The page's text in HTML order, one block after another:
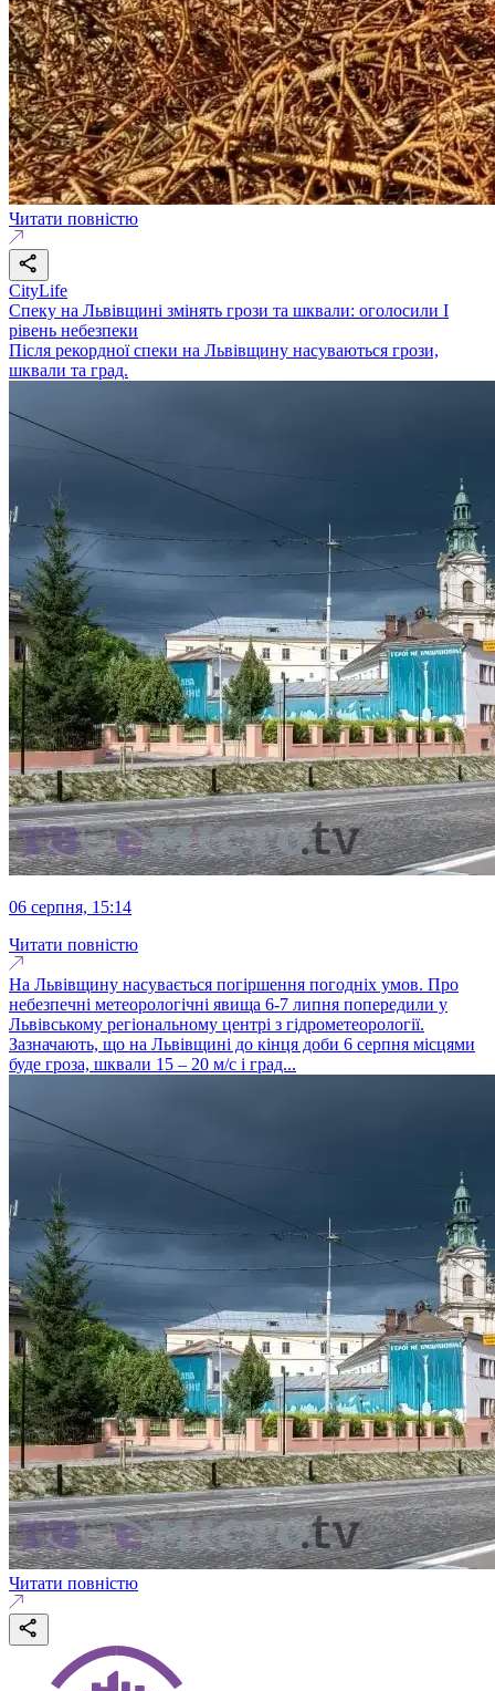
Читати повністю
CityLife
Спеку на Львівщині змінять грози та шквали: оголосили І
рівень небезпеки
Після рекордної спеки на Львівщину насуваються грози,
шквали та град.
06 серпня, 15:14
Читати повністю
На Львівщину насувається погіршення погодніх умов. Про
небезпечні метеорологічні явища 6-7 липня попередили у
Львівському регіональному центрі з гідрометеорології.
Зазначають, що на Львівщині до кінця доби 6 серпня місцями
буде гроза, шквали 15 – 20 м/с і град...
Читати повністю